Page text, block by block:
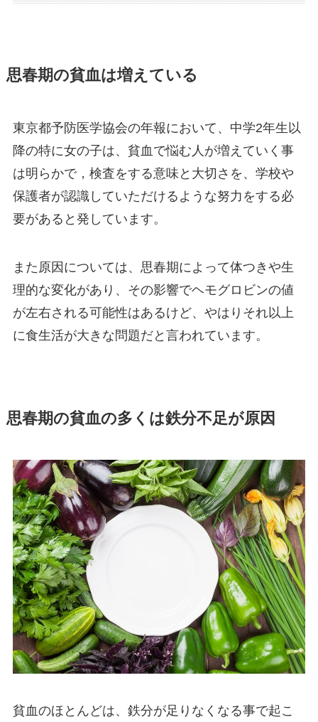
思春期の貧血は増えている
東京都予防医学協会の年報において、中学2年生以
降の特に女の子は、貧血で悩む人が増えていく事
は明らかで，検査をする意味と大切さを、学校や
保護者が認識していただけるような努力をする必
要があると発しています。
また原因については、思春期によって体つきや生
理的な変化があり、その影響でヘモグロビンの値
が左右される可能性はあるけど、やはりそれ以上
に食生活が大きな問題だと言われています。
思春期の貧血の多くは鉄分不足が原因
貧血のほとんどは、鉄分が足りなくなる事で起こ